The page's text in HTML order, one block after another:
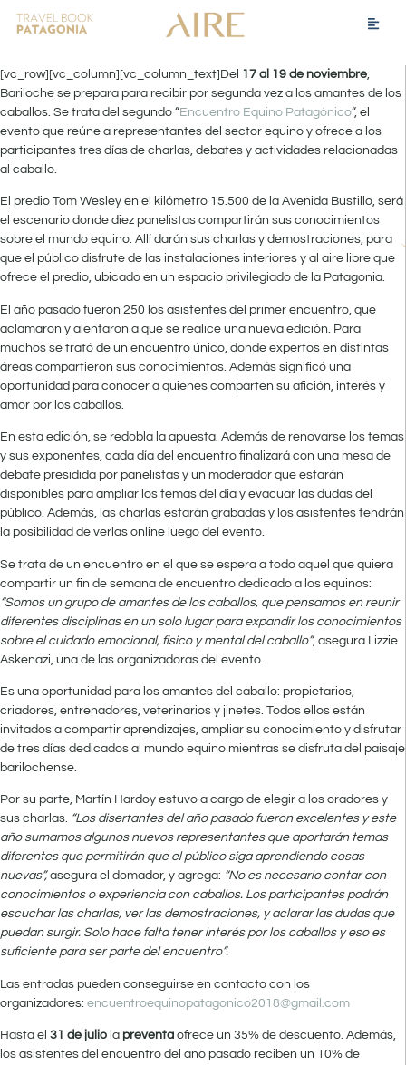
[vc_row][vc_column][vc_column_text]Del 17 al 19 de noviembre,
Bariloche se prepara para recibir por segunda vez a los amantes de los
caballos. Se trata del segundo “Encuentro Equino Patagónico“, el
evento que reúne a representantes del sector equino y ofrece a los
participantes tres días de charlas, debates y actividades relacionadas
al caballo.
El predio Tom Wesley en el kilómetro 15.500 de la Avenida Bustillo, será
el escenario donde diez panelistas compartirán sus conocimientos
sobre el mundo equino. Allí darán sus charlas y demostraciones, para
que el público disfrute de las instalaciones interiores y al aire libre que
ofrece el predio, ubicado en un espacio privilegiado de la Patagonia.
El año pasado fueron 250 los asistentes del primer encuentro, que
aclamaron y alentaron a que se realice una nueva edición. Para
muchos se trató de un encuentro único, donde expertos en distintas
áreas compartieron sus conocimientos. Además significó una
oportunidad para conocer a quienes comparten su afición, interés y
amor por los caballos.
En esta edición, se redobla la apuesta. Además de renovarse los temas
y sus exponentes, cada día del encuentro finalizará con una mesa de
debate presidida por panelistas y un moderador que estarán
disponibles para ampliar los temas del día y evacuar las dudas del
público. Además, las charlas estarán grabadas y los asistentes tendrán
la posibilidad de verlas online luego del evento.
Se trata de un encuentro en el que se espera a todo aquel que quiera
compartir un fin de semana de encuentro dedicado a los equinos:
“Somos un grupo de amantes de los caballos, que pensamos en reunir
diferentes disciplinas en un solo lugar para expandir los conocimientos
sobre el cuidado emocional, físico y mental del caballo”, asegura Lizzie
Askenazi, una de las organizadoras del evento.
Es una oportunidad para los amantes del caballo: propietarios,
criadores, entrenadores, veterinarios y jinetes. Todos ellos están
invitados a compartir aprendizajes, ampliar su conocimiento y disfrutar
de tres días dedicados al mundo equino mientras se disfruta del paisaje
barilochense.
Por su parte, Martín Hardoy estuvo a cargo de elegir a los oradores y
sus charlas. “Los disertantes del año pasado fueron excelentes y este
año sumamos algunos nuevos representantes que aportarán temas
diferentes que permitirán que el público siga aprendiendo cosas
nuevas”,asegura el domador, y agrega: “No es necesario contar con
conocimientos o experiencia con caballos. Los participantes podrán
escuchar las charlas, ver las demostraciones, y aclarar las dudas que
puedan surgir. Solo hace falta tener interés por los caballos y eso es
suficiente para ser parte del encuentro”.
Las entradas pueden conseguirse en contacto con los
organizadores: encuentroequinopatagonico2018@gmail.com
Hasta el 31 de julio la preventa ofrece un 35% de descuento. Además,
los asistentes del encuentro del año pasado reciben un 10% de